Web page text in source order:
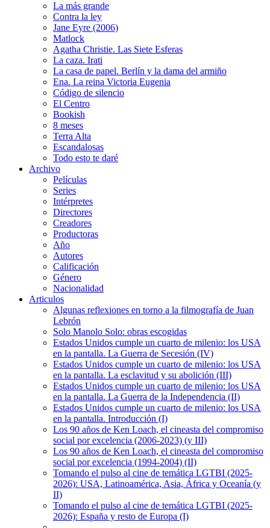
La más grande
Contra la ley
Jane Eyre (2006)
Matlock
Agatha Christie. Las Siete Esferas
La caza. Irati
La casa de papel. Berlín y la dama del armiño
Ena. La reina Victoria Eugenia
Código de silencio
El Centro
Bookish
8 meses
Terra Alta
Escandalosas
Todo esto te daré
Archivo
Películas
Series
Intérpretes
Directores
Creadores
Productoras
Año
Autores
Calificación
Género
Nacionalidad
Articulos
Algunas reflexiones en torno a la filmografía de Juan
Lebrón
Solo Manolo Solo: obras escogidas
Estados Unidos cumple un cuarto de milenio: los USA
en la pantalla. La Guerra de Secesión (IV)
Estados Unidos cumple un cuarto de milenio: los USA
en la pantalla. La esclavitud y su abolición (III)
Estados Unidos cumple un cuarto de milenio: los USA
en la pantalla. La Guerra de la Independencia (II)
Estados Unidos cumple un cuarto de milenio: los USA
en la pantalla. Introducción (I)
Los 90 años de Ken Loach, el cineasta del compromiso
social por excelencia (2006-2023) (y III)
Los 90 años de Ken Loach, el cineasta del compromiso
social por excelencia (1994-2004) (II)
Tomando el pulso al cine de temática LGTBI (2025-
2026): USA, Latinoamérica, Asia, África y Oceanía (y
II)
Tomando el pulso al cine de temática LGTBI (2025-
2026): España y resto de Europa (I)